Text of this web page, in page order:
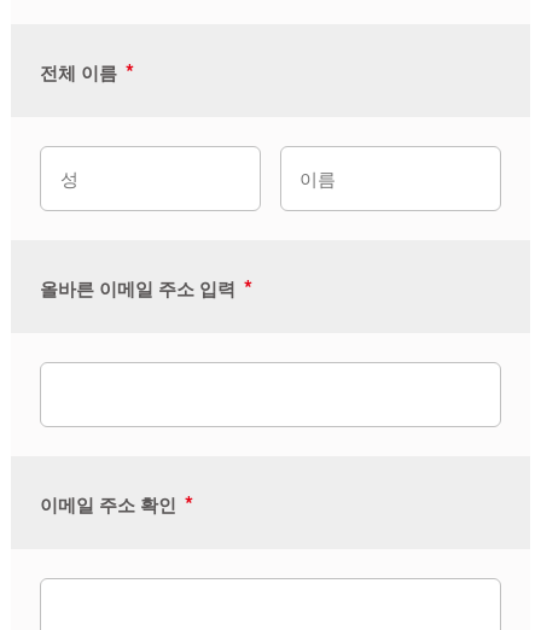
전체 이름 *
올바른 이메일 주소 입력 *
이메일 주소 확인 *